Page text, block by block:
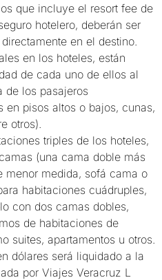
que incluye el resort fee de
hotelero, deberán ser
en el destino.
en los hoteles, están
de cada uno de ellos al
de los pasajeros
en pisos altos o bajos, cunas,
otros).
triples de los hoteles,
(una cama doble más
menor medida, sofá cama o
habitaciones cuádruples,
con dos camas dobles,
de habitaciones de
suites, apartamentos u otros.
dólares será liquidado a la
por Viajes Veracruz L